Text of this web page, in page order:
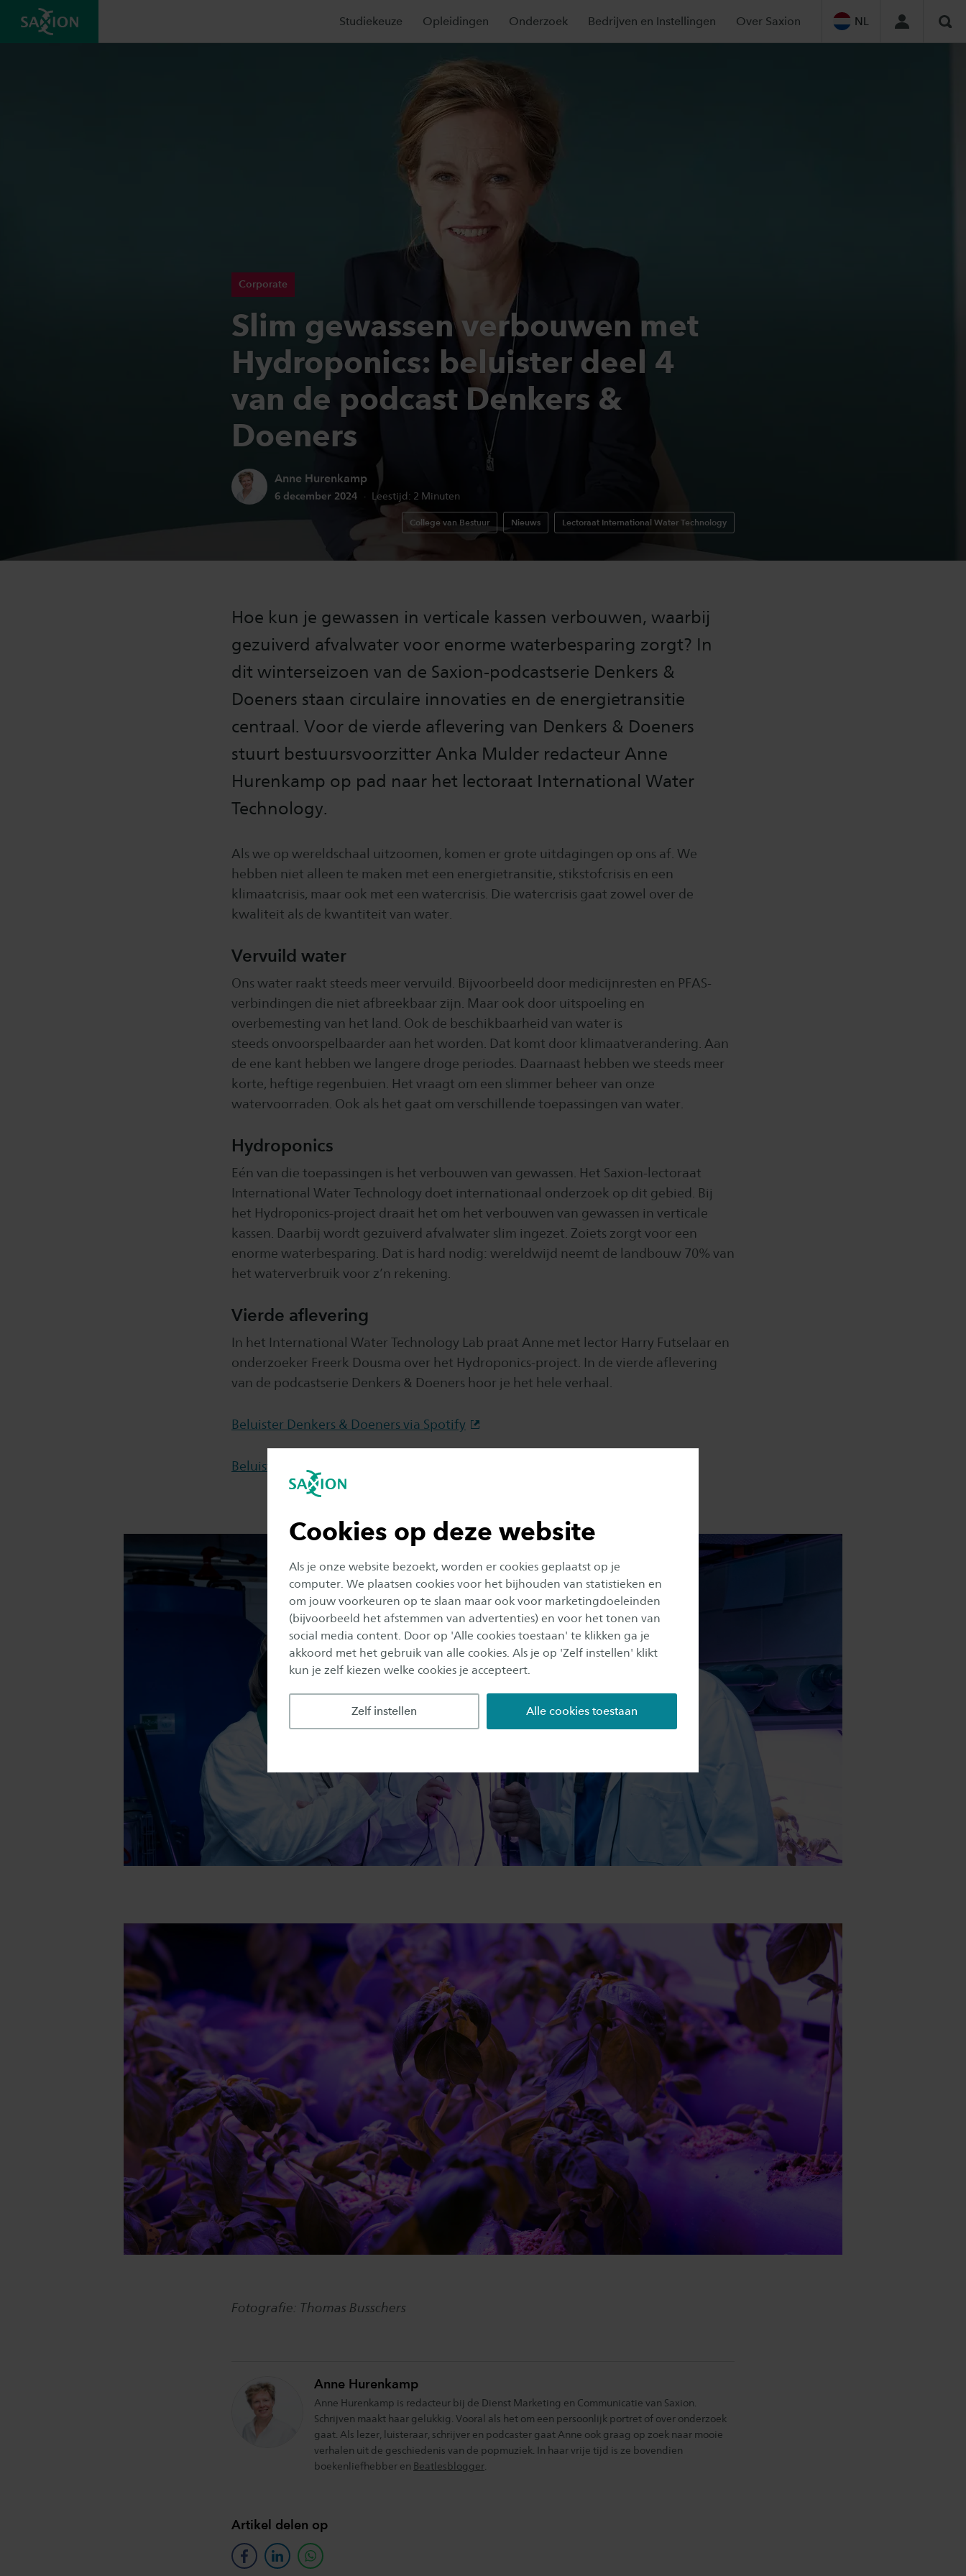
Cookies op deze website
Als je onze website bezoekt, worden er cookies geplaatst op je
computer. We plaatsen cookies voor het bijhouden van statistieken en
om jouw voorkeuren op te slaan maar ook voor marketingdoeleinden
(bijvoorbeeld het afstemmen van advertenties) en voor het tonen van
social media content. Door op 'Alle cookies toestaan' te klikken ga je
akkoord met het gebruik van alle cookies. Als je op 'Zelf instellen' klikt
kun je zelf kiezen welke cookies je accepteert.
Zelf instellen Alle cookies toestaan
Studiekeuze Opleidingen Onderzoek Bedrijven en Instellingen Over Saxion NL
Corporate
Slim gewassen verbouwen met
Hydroponics: beluister deel 4
van de podcast Denkers &
Doeners
Auteur:
Anne Hurenkamp
Publicatiedatum:
6 december 2024 Leestijd: 2 Minuten
College van Bestuur Nieuws Lectoraat International Water Technology
Hoe kun je gewassen in verticale kassen verbouwen, waarbij
gezuiverd afvalwater voor enorme waterbesparing zorgt? In
dit winterseizoen van de Saxion-podcastserie Denkers &
Doeners staan circulaire innovaties en de energietransitie
centraal. Voor de vierde aflevering van Denkers & Doeners
stuurt bestuursvoorzitter Anka Mulder redacteur Anne
Hurenkamp op pad naar het lectoraat International Water
Technology.
Als we op wereldschaal uitzoomen, komen er grote uitdagingen op ons af. We
hebben niet alleen te maken met een energietransitie, stikstofcrisis en een
klimaatcrisis, maar ook met een watercrisis. Die watercrisis gaat zowel over de
kwaliteit als de kwantiteit van water.
Vervuild water
Ons water raakt steeds meer vervuild. Bijvoorbeeld door medicijnresten en PFAS-
verbindingen die niet afbreekbaar zijn. Maar ook door uitspoeling en
overbemesting van het land. Ook de beschikbaarheid van water is
steeds onvoorspelbaarder aan het worden. Dat komt door klimaatverandering. Aan
de ene kant hebben we langere droge periodes. Daarnaast hebben we steeds meer
korte, heftige regenbuien. Het vraagt om een slimmer beheer van onze
watervoorraden. Ook als het gaat om verschillende toepassingen van water.
Hydroponics
Eén van die toepassingen is het verbouwen van gewassen. Het Saxion-lectoraat
International Water Technology doet internationaal onderzoek op dit gebied. Bij
het Hydroponics-project draait het om het verbouwen van gewassen in verticale
kassen. Daarbij wordt gezuiverd afvalwater slim ingezet. Zoiets zorgt voor een
enorme waterbesparing. Dat is hard nodig: wereldwijd neemt de landbouw 70% van
het waterverbruik voor z’n rekening.
Vierde aflevering
In het International Water Technology Lab praat Anne met lector Harry Futselaar en
onderzoeker Freerk Dousma over het Hydroponics-project. In de vierde aflevering
van de podcastserie Denkers & Doeners hoor je het hele verhaal.
Beluister Denkers & Doeners via Spotify
Beluister Denkers & Doeners via Apple Podcasts
Fotografie: Thomas Busschers
Anne Hurenkamp
Anne Hurenkamp is redacteur bij de Dienst Marketing en Communicatie van Saxion.
Schrijven maakt haar gelukkig. Vooral als het om een persoonlijk portret of over onderzoek
gaat. Als lezer, luisteraar, schrijver en podcaster gaat Anne ook graag op zoek naar mooie
verhalen uit de geschiedenis van de popmuziek. In haar vrije tijd is ze bovendien
boekenliefhebber en Beatlesblogger
Artikel delen op
facebooklinkedinwhatsapp